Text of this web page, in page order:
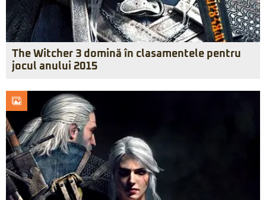
The Witcher 3 domină în clasamentele pentru
jocul anului 2015